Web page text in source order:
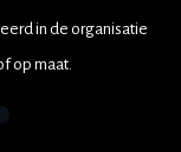
in de organisatie
op maat.